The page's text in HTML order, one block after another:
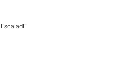
EscaladE